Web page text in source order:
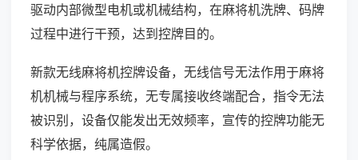
驱动内部微型电机或机械结构，在麻将机洗牌、码牌
过程中进行干预，达到控牌目的。
新款无线麻将机控牌设备，无线信号无法作用于麻将
机机械与程序系统，无专属接收终端配合，指令无法
被识别，设备仅能发出无效频率，宣传的控牌功能无
科学依据，纯属造假。